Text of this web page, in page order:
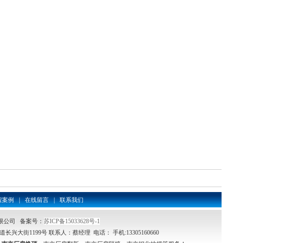
案例 | 在线留言 | 联系我们
公司 备案号： 苏ICP备15033628号-1
长兴大街1199号 联系人：蔡经理 电话： 手机:13305160660